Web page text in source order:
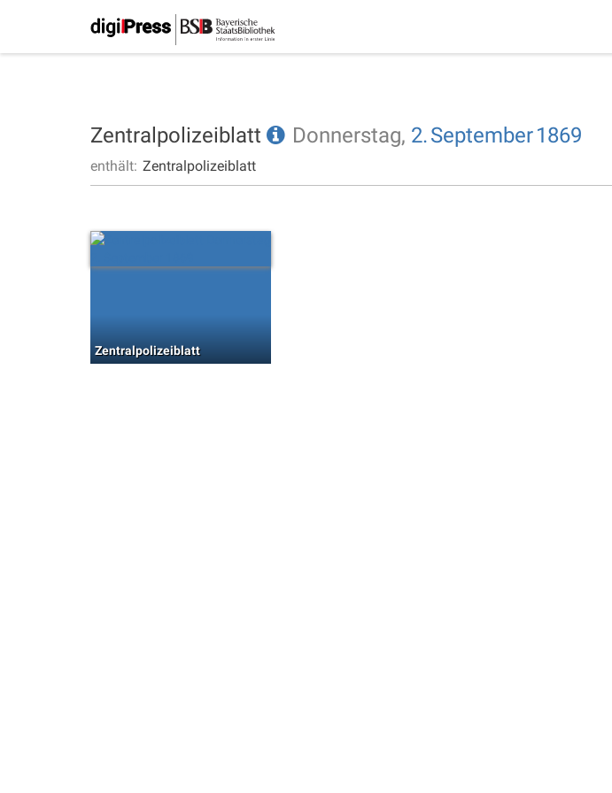
Zentralpolizeiblatt Donnerstag, 2.September1869
enthält: Zentralpolizeiblatt
Zentralpolizeiblatt